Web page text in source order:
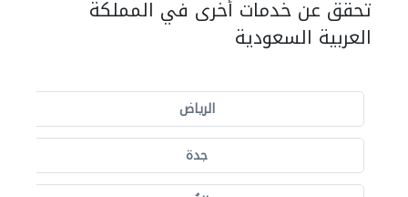
تحقق عن خدمات أخرى في المملكة
العربية السعودية
الرياض
جدة